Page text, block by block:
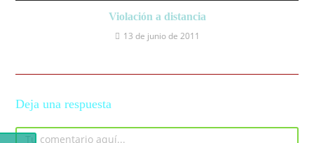
Violación a distancia
13 de junio de 2011
Deja una respuesta